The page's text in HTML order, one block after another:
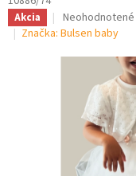
Akcia
Priemerné
hodnotenie
je
hviezdičiek.
Neohodnotené
Značka: Bulsen baby